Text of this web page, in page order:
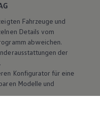
Fahrzeuge und
Details vom
abweichen.
der
Konfigurator für eine
Modelle und